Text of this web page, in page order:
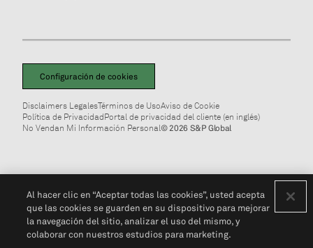
Configuración de cookies
Disclaimers LegalesTérminos de UsoAviso de Cookie
Política de PrivacidadPortal de privacidad del cliente (en inglés)
No Vendan Mi Información Personal© 2026 S&P Global
Al hacer clic en “Aceptar todas las cookies”, usted acepta
que las cookies se guarden en su dispositivo para mejorar
la navegación del sitio, analizar el uso del mismo, y
colaborar con nuestros estudios para marketing.